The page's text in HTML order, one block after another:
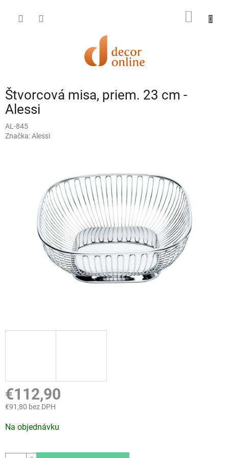
obsah
Štvorcová misa, priem. 23 cm -
Alessi
AL-845
Značka:Alessi
€112,90
€91,80 bez DPH
cena:
Na objednávku